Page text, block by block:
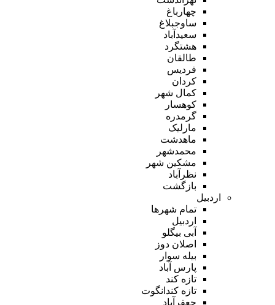
چهارباغ
ساوجبلاغ
سعیدآباد
هشتگرد
طالقان
فردیس
کردان
کمال شهر
کوهسار
گرمدره
مارلیک
ماهدشت
محمدشهر
مشکین شهر
نظرآباد
بازگشت
اردبیل
تمام شهر‌ها
اردبیل
آبی بیگلو
اصلان دوز
بیله سوار
پارس آباد
تازه کند
تازه کندانگوت
جعفرآباد